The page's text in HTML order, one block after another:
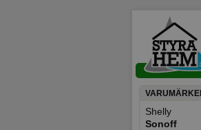
Shelly
Sonoff